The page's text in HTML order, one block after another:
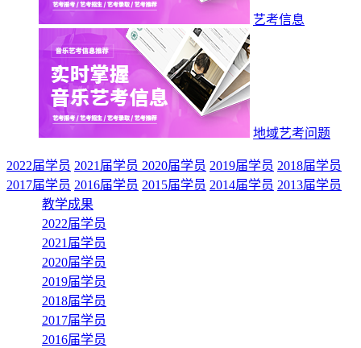
艺考信息
地域艺考问题
2022届学员 2021届学员 2020届学员 2019届学员 2018届学员
2017届学员 2016届学员 2015届学员 2014届学员 2013届学员
教学成果
2022届学员
2021届学员
2020届学员
2019届学员
2018届学员
2017届学员
2016届学员